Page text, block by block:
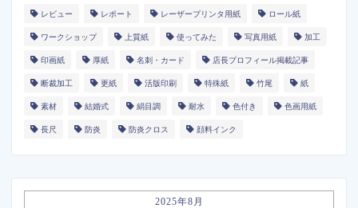
レビュー レポート レーザープリンタ用紙 ロール紙
ワークショップ 上質紙 使ってみた 写真用紙 加工
印画紙 厚紙 名刺・カード 店長プロフィール掲載記事
断裁加工 更紙 活版印刷 特殊紙 竹尾 紙
素材 結婚式 絹目調 耐水 色付き 色画用紙
長尺 防炎 防炎クロス 顔料インク
2025年8月